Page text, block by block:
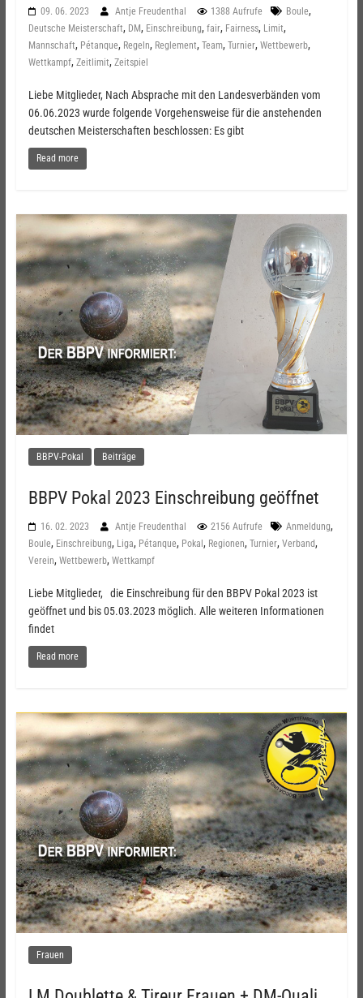
09. 06. 2023 Antje Freudenthal 1388 Aufrufe Boule,
Deutsche Meisterschaft, DM, Einschreibung, fair, Fairness, Limit,
Mannschaft, Pétanque, Regeln, Reglement, Team, Turnier, Wettbewerb,
Wettkampf, Zeitlimit, Zeitspiel
Liebe Mitglieder, Nach Absprache mit den Landesverbänden vom
06.06.2023 wurde folgende Vorgehensweise für die anstehenden
deutschen Meisterschaften beschlossen: Es gibt
Read more
BBPV-Pokal Beiträge
BBPV Pokal 2023 Einschreibung geöffnet
16. 02. 2023 Antje Freudenthal 2156 Aufrufe Anmeldung,
Boule, Einschreibung, Liga, Pétanque, Pokal, Regionen, Turnier, Verband,
Verein, Wettbewerb, Wettkampf
Liebe Mitglieder, die Einschreibung für den BBPV Pokal 2023 ist
geöffnet und bis 05.03.2023 möglich. Alle weiteren Informationen
findet
Read more
Frauen